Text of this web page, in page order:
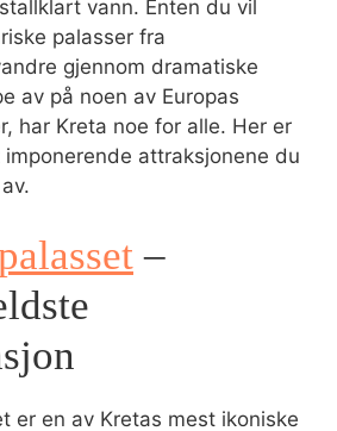
vann. Enten du vil
palasser fra
gjennom dramatiske
av på noen av Europas
har Kreta noe for alle. Her er
attraksjonene du
–
er en av Kretas mest ikoniske